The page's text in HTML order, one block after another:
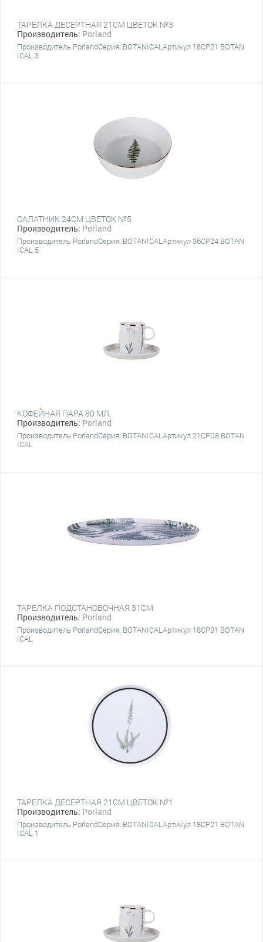
ТАРЕЛКА ДЕСЕРТНАЯ 21CM ЦВЕТОК №3
Производитель: Porland
Производитель PorlandСерия: BOTANICALАртикул 18CP21 BOTAN
ICAL 3
САЛАТНИК 24CM ЦВЕТОК №5
Производитель: Porland
Производитель PorlandСерия: BOTANICALАртикул 36CP24 BOTAN
ICAL 5
КОФЕЙНАЯ ПАРА 80 МЛ.
Производитель: Porland
Производитель PorlandСерия: BOTANICALАртикул 21CP08 BOTAN
ICAL
ТАРЕЛКА ПОДСТАНОВОЧНАЯ 31CM
Производитель: Porland
Производитель PorlandСерия: BOTANICALАртикул 18CP31 BOTAN
ICAL
ТАРЕЛКА ДЕСЕРТНАЯ 21CM ЦВЕТОК №1
Производитель: Porland
Производитель PorlandСерия: BOTANICALАртикул 18CP21 BOTAN
ICAL 1